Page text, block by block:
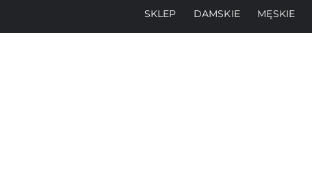
SKLEP DAMSKIE MĘSKIE